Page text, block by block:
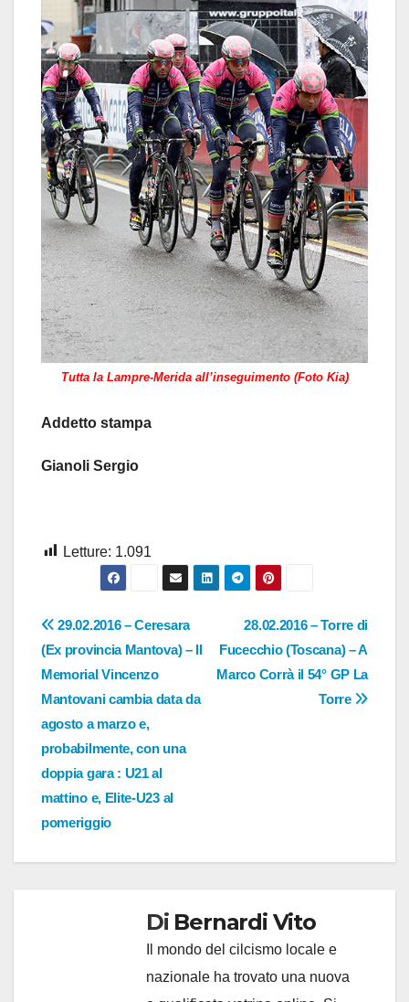
Tutta la Lampre-Merida all’inseguimento (Foto Kia)
Addetto stampa
Gianoli Sergio
Letture: 1.091
Navigazione
articoli
28.02.2016 – Torre di
Fucecchio (Toscana) – A
Marco Corrà il 54° GP La
Torre
29.02.2016 – Ceresara
(Ex provincia Mantova) – Il
Memorial Vincenzo
Mantovani cambia data da
agosto a marzo e,
probabilmente, con una
doppia gara : U21 al
mattino e, Elite-U23 al
pomeriggio
Di Bernardi Vito
Il mondo del cilcismo locale e
nazionale ha trovato una nuova